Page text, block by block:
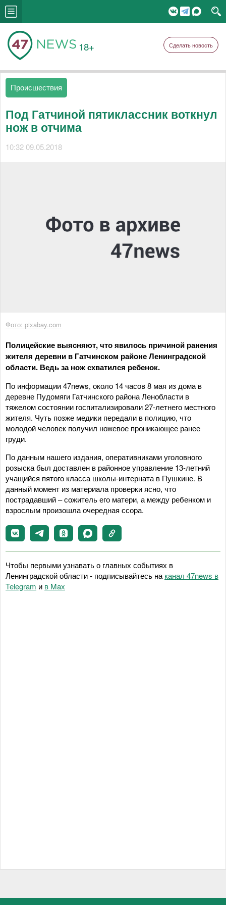
18+ Сделать новость
Происшествия
Под Гатчиной пятиклассник воткнул
нож в отчима
10:32 09.05.2018
Фото: pixabay.com
Полицейские выясняют, что явилось причиной ранения
жителя деревни в Гатчинском районе Ленинградской
области. Ведь за нож схватился ребенок.
По информации 47news, около 14 часов 8 мая из дома в
деревне Пудомяги Гатчинского района Ленобласти в
тяжелом состоянии госпитализировали 27-летнего местного
жителя. Чуть позже медики передали в полицию, что
молодой человек получил ножевое проникающее ранее
груди.
По данным нашего издания, оперативниками уголовного
розыска был доставлен в районное управление 13-летний
учащийся пятого класса школы-интерната в Пушкине. В
данный момент из материала проверки ясно, что
пострадавший – сожитель его матери, а между ребенком и
взрослым произошла очередная ссора.
Чтобы первыми узнавать о главных событиях в
Ленинградской области - подписывайтесь на канал 47news в
Telegram и в Maх